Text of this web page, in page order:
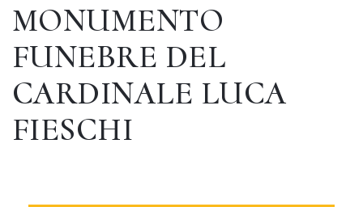
MONUMENTO
FUNEBRE DEL
CARDINALE LUCA
FIESCHI